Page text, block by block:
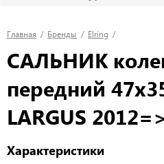
Главная / Бренды / Elring /
САЛЬНИК
передний
LARGUS
Характеристики